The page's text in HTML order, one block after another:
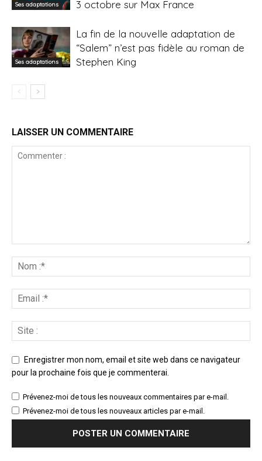
Ses adaptations
3 octobre sur Max France
Ses adaptations
La fin de la nouvelle adaptation de
“Salem” n’est pas fidèle au roman de
Stephen King
LAISSER UN COMMENTAIRE
Enregistrer mon nom, email et site web dans ce navigateur
pour la prochaine fois que je commenterai.
Prévenez-moi de tous les nouveaux commentaires par e-mail.
Prévenez-moi de tous les nouveaux articles par e-mail.